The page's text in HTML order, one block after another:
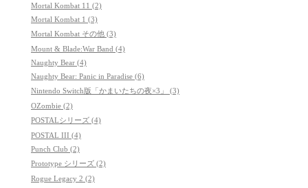
Mortal Kombat 11 (2)
Mortal Kombat 1 (3)
Mortal Kombat その他 (3)
Mount & Blade:War Band (4)
Naughty Bear (4)
Naughty Bear: Panic in Paradise (6)
Nintendo Switch版「かまいたちの夜×3」 (3)
OZombie (2)
POSTALシリーズ (4)
POSTAL III (4)
Punch Club (2)
Prototype シリーズ (2)
Rogue Legacy 2 (2)